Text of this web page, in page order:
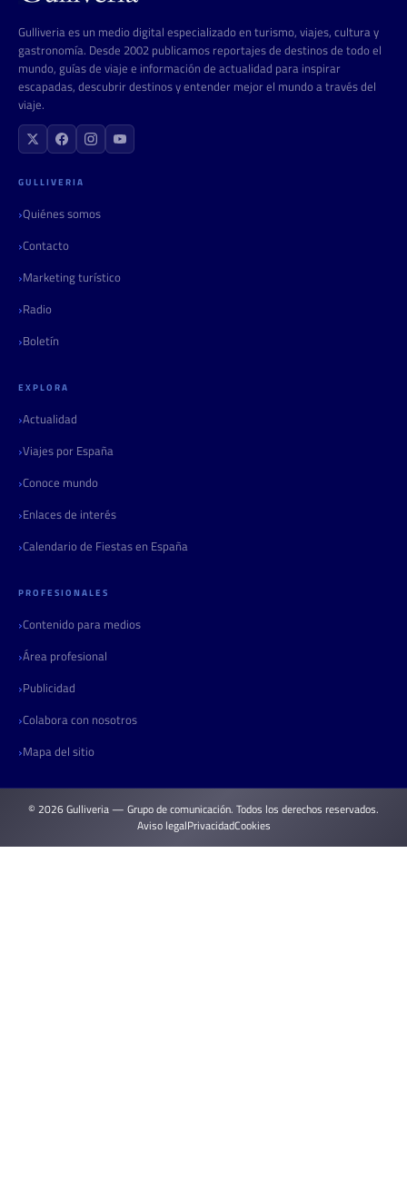
Gulliveria es un medio digital especializado en turismo, viajes, cultura y
gastronomía. Desde 2002 publicamos reportajes de destinos de todo el
mundo, guías de viaje e información de actualidad para inspirar
escapadas, descubrir destinos y entender mejor el mundo a través del
viaje.
GULLIVERIA
Quiénes somos
Contacto
Marketing turístico
Radio
Boletín
EXPLORA
Actualidad
Viajes por España
Conoce mundo
Enlaces de interés
Calendario de Fiestas en España
PROFESIONALES
Contenido para medios
Área profesional
Publicidad
Colabora con nosotros
Mapa del sitio
© 2026 Gulliveria — Grupo de comunicación. Todos los derechos reservados.
Aviso legalPrivacidadCookies